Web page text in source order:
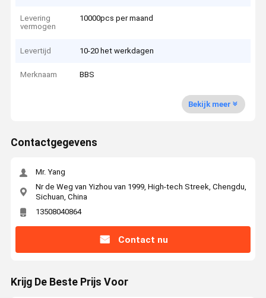
Levering
vermogen
10000pcs per maand
Levertijd 10-20 het werkdagen
Merknaam BBS
Bekijk meer
Contactgegevens
Mr. Yang
Nr de Weg van Yizhou van 1999, High-tech Streek, Chengdu,
Sichuan, China
13508040864
Contact nu
Krijg De Beste Prijs Voor